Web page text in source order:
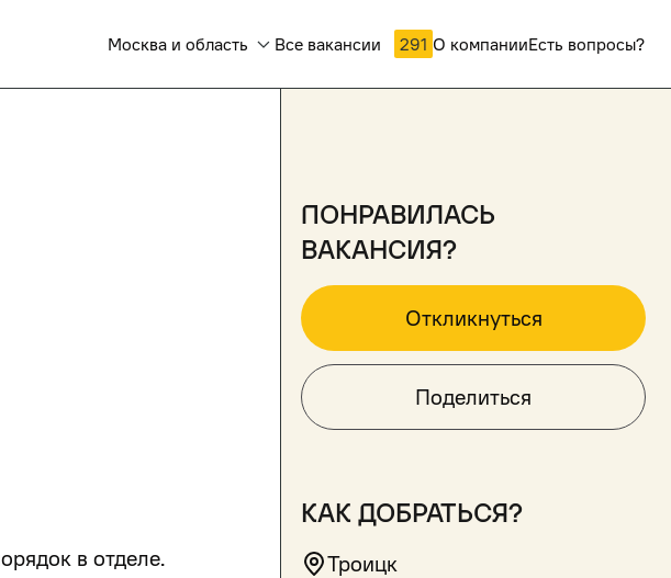
Москва и область Все вакансии 291 О компанииЕсть вопросы?
в отделе.
понравилась
вакансия?
Откликнуться
Поделиться
как добраться?
Троицк